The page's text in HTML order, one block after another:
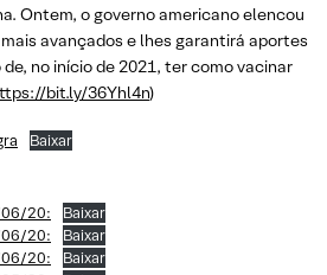
Ontem, o governo americano elencou
avançados e lhes garantirá aportes
no início de 2021, ter como vacinar
bit.ly/36Yhl4n)
Baixar
06/20:
Baixar
06/20:
Baixar
06/20:
Baixar